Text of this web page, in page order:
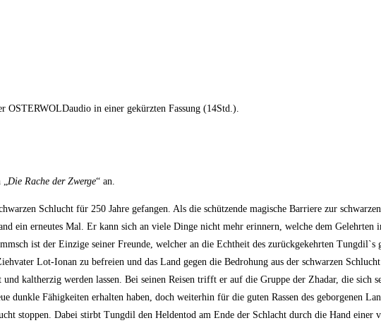
OSTERWOLDaudio in einer gekürzten Fassung (14Std.).
„Die Rache der Zwerge“ an.
Schlucht für 250 Jahre gefangen. Als die schützende magische Barriere zur
ein erneutes Mal. Er kann sich an viele Dinge nicht mehr erinnern, welche dem Gelehrten
ist der Einzige seiner Freunde, welcher an die Echtheit des zurückgekehrten Tungdil`s
Lot-Ionan zu befreien und das Land gegen die Bedrohung aus der schwarzen
kaltherzig werden lassen. Bei seinen Reisen trifft er auf die Gruppe der Zhadar, die sich
dunkle Fähigkeiten erhalten haben, doch weiterhin für die guten Rassen des geborgenen
stoppen. Dabei stirbt Tungdil den Heldentod am Ende der Schlacht durch die Hand